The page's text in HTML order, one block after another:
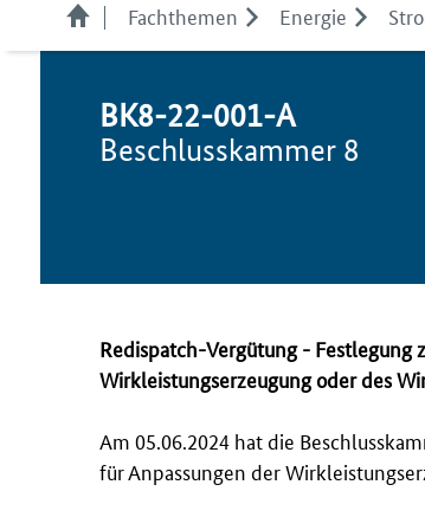
Fachthemen Energie
BK8-22-001-A
Beschlusskammer 8
Redispatch-Vergütung - Festlegung
Wirkleistungserzeugung oder des
Am 05.06.2024 hat die
für Anpassungen der